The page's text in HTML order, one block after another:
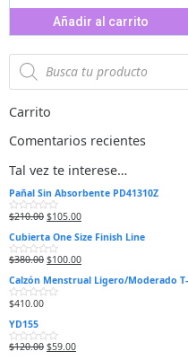
o
r
a
d
n
d
5
Añadir al carrito
Carrito
Comentarios recientes
Tal vez te interese…
Pañal Sin Absorbente PD41310Z
V
l
o
r
a
o
e
n
0
e
5
$210.00 $105.00
Cubierta One Size Finish Line
V
l
o
r
a
o
e
n
0
$380.00 $100.00
Calzón Menstrual Ligero/Moderado
V
l
o
r
a
$410.00
YD155
V
$120.00 $59.00